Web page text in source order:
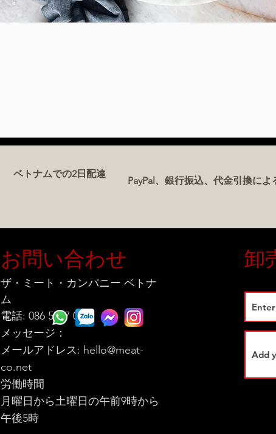
ベトナムでの2日配達
PayPal、銀行振込、代金引換に
お問い合わせ
ザ・ミート・カンパニー ベトナ
ム
電話: 086 5777 060
メッセージ：
メールアドレス: hello@meat-
co.net
労働時間
月曜日から土曜日の午前9時から
午後5時
卸